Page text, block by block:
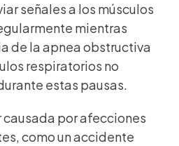
señales a los músculos
mientras
de la apnea obstructiva
respiratorios no
estas pausas.
causada por afecciones
como un accidente